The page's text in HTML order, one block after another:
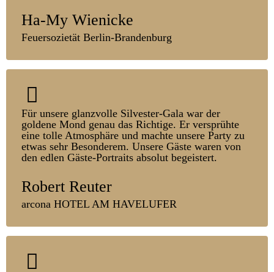
Ha-My Wienicke
Feuersozietät Berlin-Brandenburg
Für unsere glanz­volle Silvester-Gala war der
goldene Mond genau das Richtige. Er ver­sprühte
eine tolle Atmos­phäre und machte unsere Party zu
etwas sehr Be­sonderem. Unsere Gäste waren von
den edlen Gäste-Portraits absolut be­geistert.
Robert Reuter
arcona HOTEL AM HAVELUFER